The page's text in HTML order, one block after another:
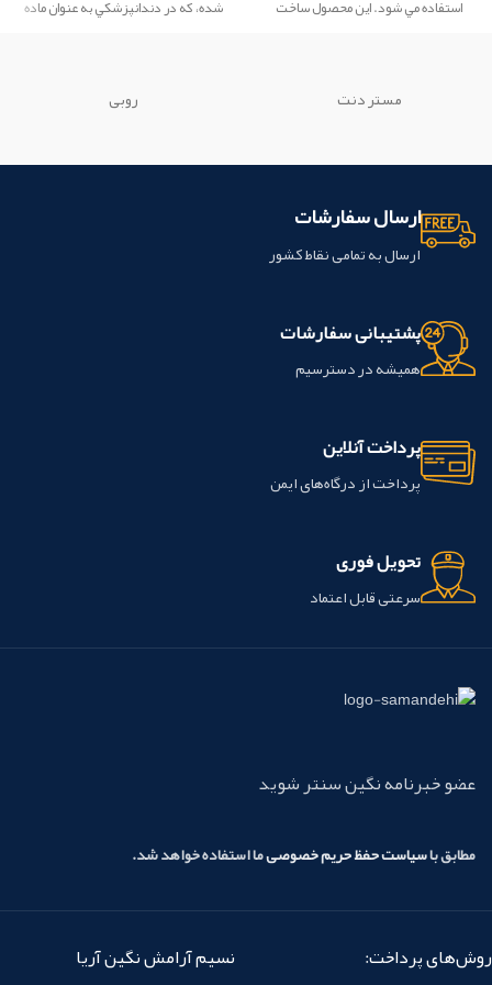
استفاده مي شود. این محصول ساخت
شده، كه در دندانپزشكي به عنوان ماده
كامپوزيت ها به دندان چسبيده و باعث
تقويت ساختار دندان مي گردند.
چند منظوره: فیکسچر براکت های
مستر دنت روبی
ارسال سفارشات
ارسال به تمامی نقاط کشور
پشتیبانی سفارشات
همیشه در دسترسیم
پرداخت آنلاین
پرداخت از درگاه‌های ایمن
تحویل فوری
سرعتی قابل اعتماد
عضو خبرنامه نگین سنتر شوید
مطابق باسیاست حفظ حریم خصوصیما استفاده خواهد شد.
روش‌های پرداخت: نسیم آرامش نگین آریا